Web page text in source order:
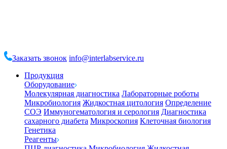
Заказать звонок info@interlabservice.ru
Продукция
Оборудование
Молекулярная диагностика Лабораторные роботы
Микробиология Жидкостная цитология Определение
СОЭ Иммуногематология и серология Диагностика
сахарного диабета Микроскопия Клеточная биология
Генетика
Реагенты